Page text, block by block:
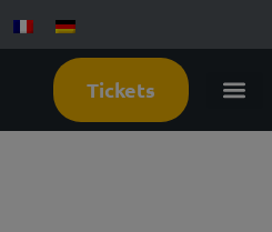
Tickets